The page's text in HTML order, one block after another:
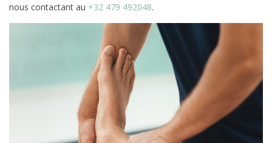
nous contactant au +32 479 492048.